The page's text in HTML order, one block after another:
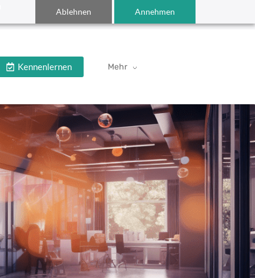
Ablehnen Annehmen
Anmelden
Kennenlernen Mehr